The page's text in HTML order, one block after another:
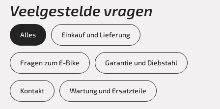
Veelgestelde vragen
Alles Einkauf und Lieferung
Fragen zum E-Bike Garantie und Diebstahl
Kontakt Wartung und Ersatzteile